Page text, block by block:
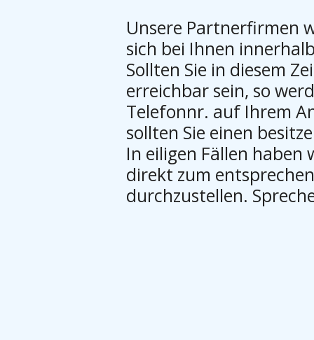
Unsere Partnerfirmen
sich bei Ihnen
Sollten Sie in diesem
erreichbar sein, so
Telefonnr. auf Ihrem
sollten Sie einen
In eiligen Fällen haben
direkt zum
durchzustellen.